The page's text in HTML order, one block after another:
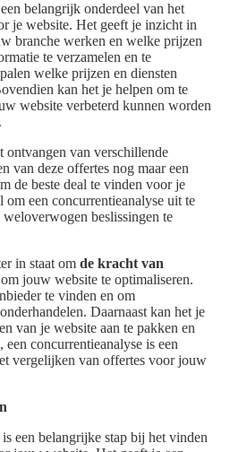
belangrijk onderdeel van het
je website. Het geeft je inzicht in
branche werken en welke prijzen
te verzamelen en te
welke prijzen en diensten
kan het je helpen om te
website verbeterd kunnen worden
ontvangen van verschillende
van deze offertes nog maar een
de beste deal te vinden voor je
om een concurrentieanalyse uit te
beslissingen te
in staat om de kracht van
jouw website te optimaliseren.
te vinden en om
Daarnaast kan het je
van je website aan te pakken en
concurrentieanalyse is een
vergelijken van offertes voor jouw
een belangrijke stap bij het vinden